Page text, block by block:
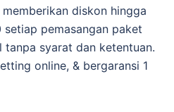
diskon hingga
setiap pemasangan paket
syarat dan ketentuan.
online, & bergaransi 1